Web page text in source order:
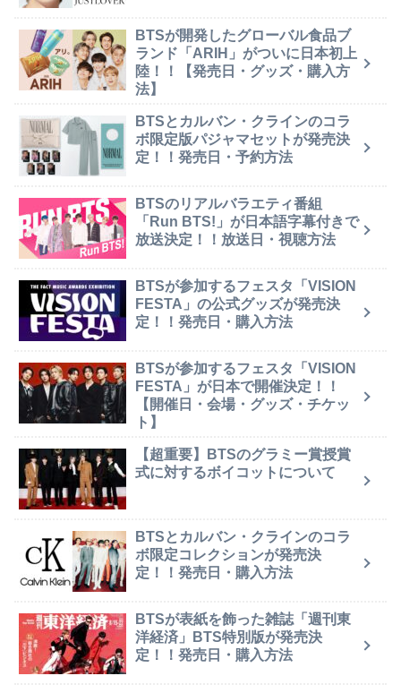
BTSが開発したグローバル食品ブ
ランド「ARIH」がついに日本初上
陸！！【発売日・グッズ・購入方
法】
BTSとカルバン・クラインのコラ
ボ限定版パジャマセットが発売決
定！！発売日・予約方法
BTSのリアルバラエティ番組
「Run BTS!」が日本語字幕付きで
放送決定！！放送日・視聴方法
BTSが参加するフェスタ「VISION
FESTA」の公式グッズが発売決
定！！発売日・購入方法
BTSが参加するフェスタ「VISION
FESTA」が日本で開催決定！！
【開催日・会場・グッズ・チケッ
ト】
【超重要】BTSのグラミー賞授賞
式に対するボイコットについて
BTSとカルバン・クラインのコラ
ボ限定コレクションが発売決
定！！発売日・購入方法
BTSが表紙を飾った雑誌「週刊東
洋経済」BTS特別版が発売決
定！！発売日・購入方法